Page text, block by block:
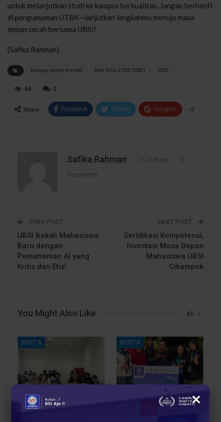
untuk melanjutkan studi ke kampus berkualitas. Jangan berhenti
di pengumuman UTBK—lanjutkan langkahmu menuju masa
depan cerah bersama UBSI!
(Safika Rahman)
kampus digital kreaktif Raih Nilai UTBK/SNBT UBSI
0
66
Share Facebook Twitter Google+
Safika Rahman 1170 Posts 0
Comments
PREV POST
UBSI Bekali Mahasiswa
Baru dengan
Pemahaman AI yang
Kritis dan Etis!
NEXT POST
Sertifikasi Kompetensi,
Investasi Masa Depan
Mahasiswa UBSI
Cikampek
All
You Might Also Like
BERITA
Proses Belajar di UBSI
BERITA
Dosen Pembimbing
×